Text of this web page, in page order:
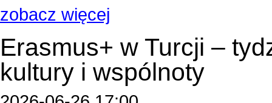
zobacz więcej
Erasmus+ w Turcji –
kultury i wspólnoty